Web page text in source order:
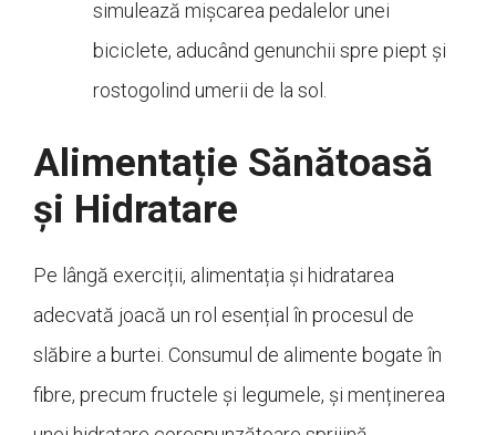
simulează mișcarea pedalelor unei
biciclete, aducând genunchii spre piept și
rostogolind umerii de la sol.
Alimentație Sănătoasă
și Hidratare
Pe lângă exerciții, alimentația și hidratarea
adecvată joacă un rol esențial în procesul de
slăbire a burtei. Consumul de alimente bogate în
fibre, precum fructele și legumele, și menținerea